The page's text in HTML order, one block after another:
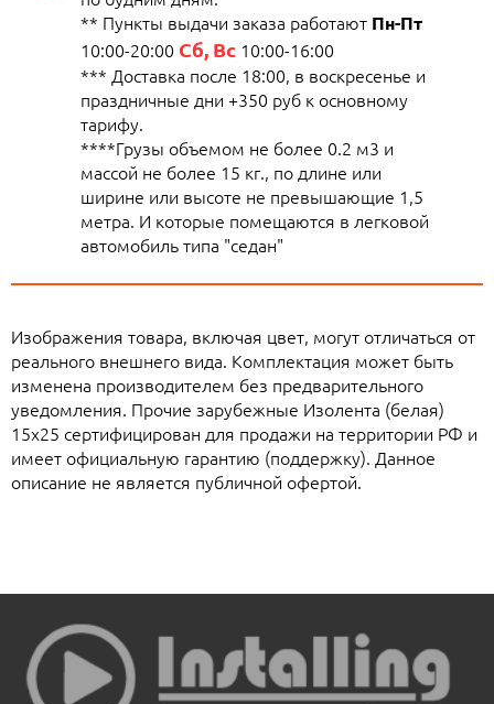
** Пункты выдачи заказа работают Пн-Пт
10:00-20:00 Сб, Вс 10:00-16:00
*** Доставка после 18:00, в воскресенье и
праздничные дни +350 руб к основному
тарифу.
****Грузы объемом не более 0.2 м3 и
массой не более 15 кг., по длине или
ширине или высоте не превышающие 1,5
метра. И которые помещаются в легковой
автомобиль типа "седан"
Изображения товара, включая цвет, могут отличаться от
реального внешнего вида. Комплектация может быть
изменена производителем без предварительного
уведомления. Прочие зарубежные Изолента (белая)
15х25 сертифицирован для продажи на территории РФ и
имеет официальную гарантию (поддержку). Данное
описание не является публичной офертой.